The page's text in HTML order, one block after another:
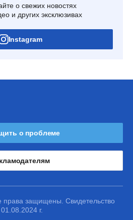
о свежих новостях
и других эксклюзивах
Instagram
о проблеме
права защищены. Свидетельство
г.